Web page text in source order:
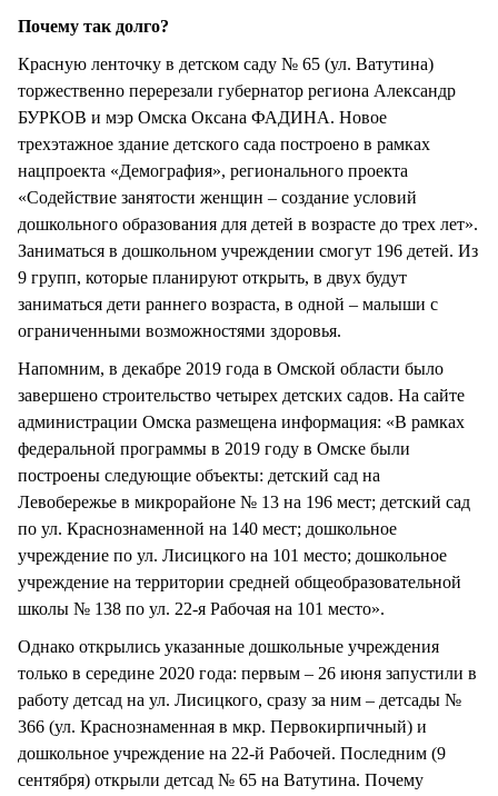
Почему так долго?
Красную ленточку в детском саду № 65 (ул. Ватутина)
торжественно перерезали губернатор региона Александр
БУРКОВ и мэр Омска Оксана ФАДИНА. Новое
трехэтажное здание детского сада построено в рамках
нацпроекта «Демография», регионального проекта
«Содействие занятости женщин – создание условий
дошкольного образования для детей в возрасте до трех лет».
Заниматься в дошкольном учреждении смогут 196 детей. Из
9 групп, которые планируют открыть, в двух будут
заниматься дети раннего возраста, в одной – малыши с
ограниченными возможностями здоровья.
Напомним, в декабре 2019 года в Омской области было
завершено строительство четырех детских садов. На сайте
администрации Омска размещена информация: «В рамках
федеральной программы в 2019 году в Омске были
построены следующие объекты: детский сад на
Левобережье в микрорайоне № 13 на 196 мест; детский сад
по ул. Краснознаменной на 140 мест; дошкольное
учреждение по ул. Лисицкого на 101 место; дошкольное
учреждение на территории средней общеобразовательной
школы № 138 по ул. 22-я Рабочая на 101 место».
Однако открылись указанные дошкольные учреждения
только в середине 2020 года: первым – 26 июня запустили в
работу детсад на ул. Лисицкого, сразу за ним – детсады №
366 (ул. Краснознаменная в мкр. Первокирпичный) и
дошкольное учреждение на 22-й Рабочей. Последним (9
сентября) открыли детсад № 65 на Ватутина. Почему